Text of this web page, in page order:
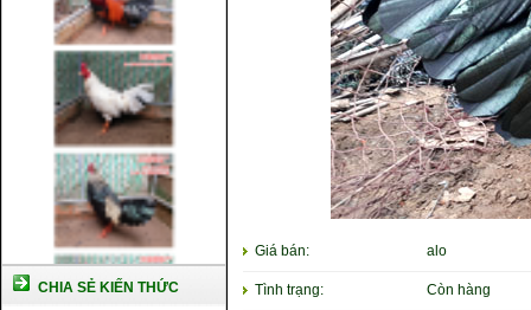
CHIA SẺ KIẾN THỨC
Giá bán: alo
Tình trạng: Còn hàng